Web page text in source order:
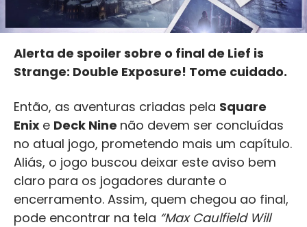
Alerta de spoiler sobre o final de Lief is
Strange: Double Exposure! Tome cuidado.
Então, as aventuras criadas pela Square
Enix e Deck Nine não devem ser concluídas
no atual jogo, prometendo mais um capítulo.
Aliás, o jogo buscou deixar este aviso bem
claro para os jogadores durante o
encerramento. Assim, quem chegou ao final,
pode encontrar na tela “Max Caulfield Will